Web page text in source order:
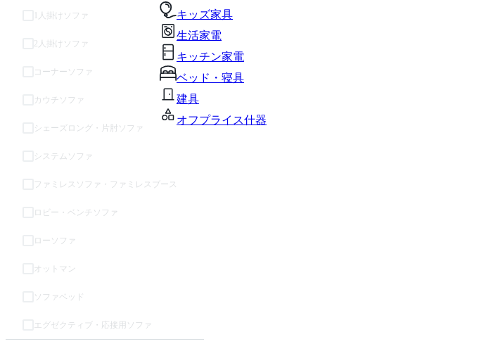
キッズ家具
生活家電
キッチン家電
ベッド・寝具
建具
オフプライス什器
1人掛けソファ
2人掛けソファ
コーナーソファ
カウチソファ
シェーズロング・片肘ソファ
システムソファ
ファミレスソファ・ファミレスブース
ロビー・ベンチソファ
ローソファ
オットマン
ソファベッド
エグゼクティブ・応接用ソファ